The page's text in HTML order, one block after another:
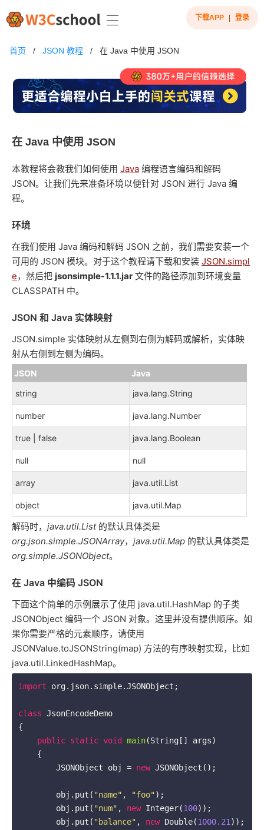
下载APP 登录
首页 / JSON 教程 / 在 Java 中使用 JSON
在 Java 中使用 JSON
本教程将会教我们如何使用 Java 编程语言编码和解码
JSON。让我们先来准备环境以便针对 JSON 进行 Java 编
程。
环境
在我们使用 Java 编码和解码 JSON 之前，我们需要安装一个
可用的 JSON 模块。对于这个教程请下载和安装 JSON.simpl
e，然后把 jsonsimple-1.1.1.jar 文件的路径添加到环境变量
CLASSPATH 中。
JSON 和 Java 实体映射
JSON.simple 实体映射从左侧到右侧为解码或解析，实体映
射从右侧到左侧为编码。
JSON
Java
string
java.lang.String
number java.lang.Number
true | false java.lang.Boolean
null null
array java.util.List
object java.util.Map
解码时， java.util.List的默认具体类是
org.json.simple.JSONArray， java.util.Map 的默认具体类是
org.simple.JSONObject。
在 Java 中编码 JSON
下面这个简单的示例展示了使用 java.util.HashMap 的子类
JSONObject 编码一个 JSON 对象。这里并没有提供顺序。如
果你需要严格的元素顺序，请使用
JSONValue.toJSONString(map) 方法的有序映射实现，比如
java.util.LinkedHashMap。
import org.json.simple.JSONObject;
class JsonEncodeDemo
{
public static void main(String[] args)
{
        JSONObject obj =
new JSONObject();
        obj.put(
"name" , "foo" );
        obj.put(
"num" , new Integer(100));
        obj.put(
"balance" , new Double(1000.21 ));